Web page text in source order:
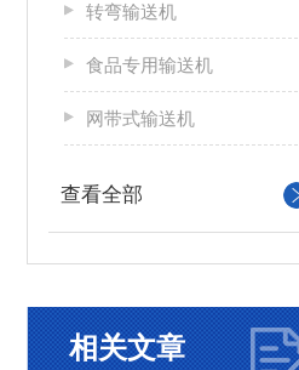
转弯输送机
食品专用输送机
网带式输送机
查看全部
相关文章